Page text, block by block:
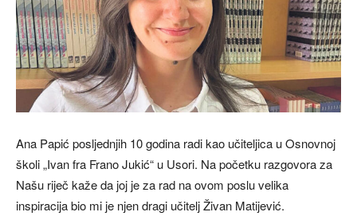
Ana Papić posljednjih 10 godina radi kao učiteljica u Osnovnoj
školi „Ivan fra Frano Jukić“ u Usori. Na početku razgovora za
Našu riječ kaže da joj je za rad na ovom poslu velika
inspiracija bio mi je njen dragi učitelj Živan Matijević.